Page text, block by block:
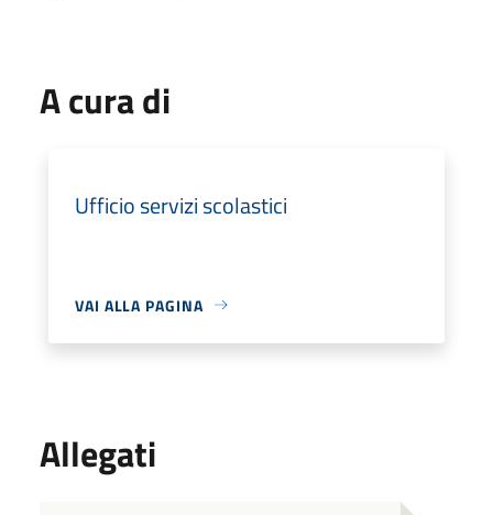
A cura di
Ufficio servizi scolastici
VAI ALLA PAGINA
Allegati